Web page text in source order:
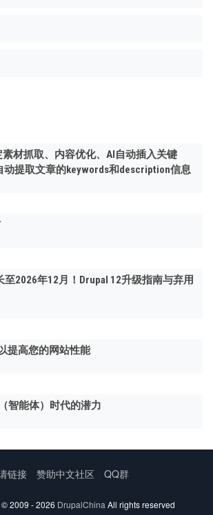
材抓取、内容优化、AI自动插入关键
动提取文章的keywords和description信息
至2026年12月！Drupal 12升级指南与弃用
提高您的网站性能
智能体）时代的潜力
链接 赞助中文社区 QQ群
2009 - 2026 DrupalChina All rights reserved